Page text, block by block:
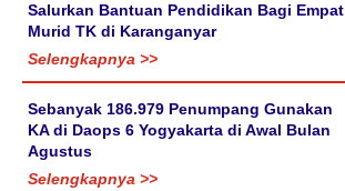
Salurkan Bantuan Pendidikan Bagi Empat
Murid TK di Karanganyar
Selengkapnya >>
Sebanyak 186.979 Penumpang Gunakan
KA di Daops 6 Yogyakarta di Awal Bulan
Agustus
Selengkapnya >>